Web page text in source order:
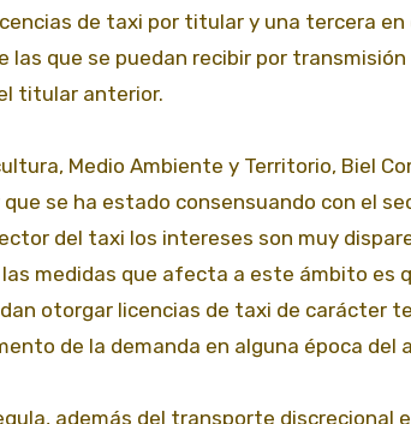
de taxi por titular y una tercera
las que se puedan recibir por
titular anterior.
Medio Ambiente y Territorio, Biel
se ha estado consensuando con el
del taxi los intereses son muy
medidas que afecta a este ámbito es
otorgar licencias de taxi de carácter
de la demanda en alguna época del
además del transporte